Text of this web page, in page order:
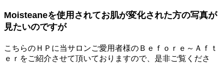
Moisteaneを使用されてお肌が変化された方の写真が
見たいのですが
こちらのＨＰに当サロンご愛用者様のＢｅｆｏｒｅ～Ａｆｔ
ｅｒをご紹介させて頂いておりますので、是非ご覧くださ